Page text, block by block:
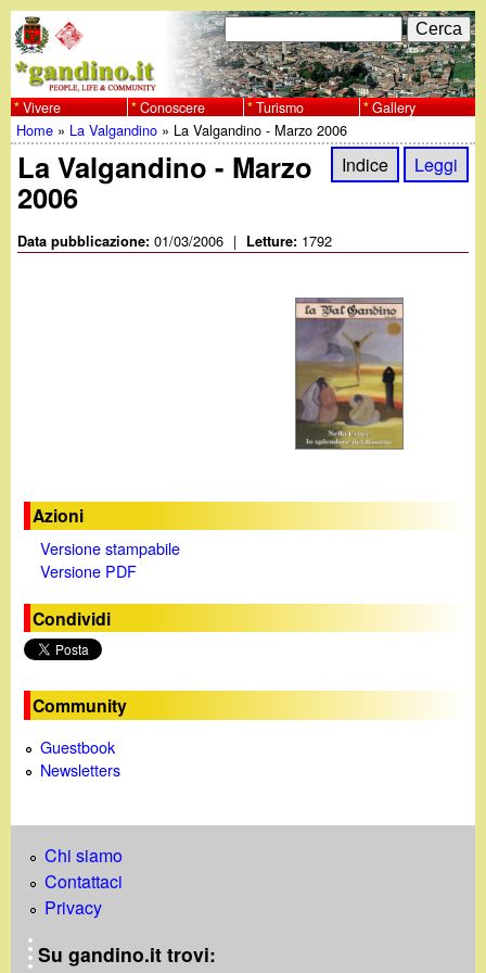
al
contenuto
principale
w
w
w
d
n
o
F
o
r
m
i
c
C
e
r
c
a
Vivere Conoscere Turismo Gallery
Tu
sei
qui
Home » La Valgandino » La Valgandino - Marzo 2006
Indice Leggi
La Valgandino - Marzo
2006
Data pubblicazione:01/03/2006 | Letture: 1792
Azioni
Versione stampabile
Versione PDF
Condividi
Community
Guestbook
Newsletters
Chi siamo
Contattaci
Privacy
Su gandino.it trovi: